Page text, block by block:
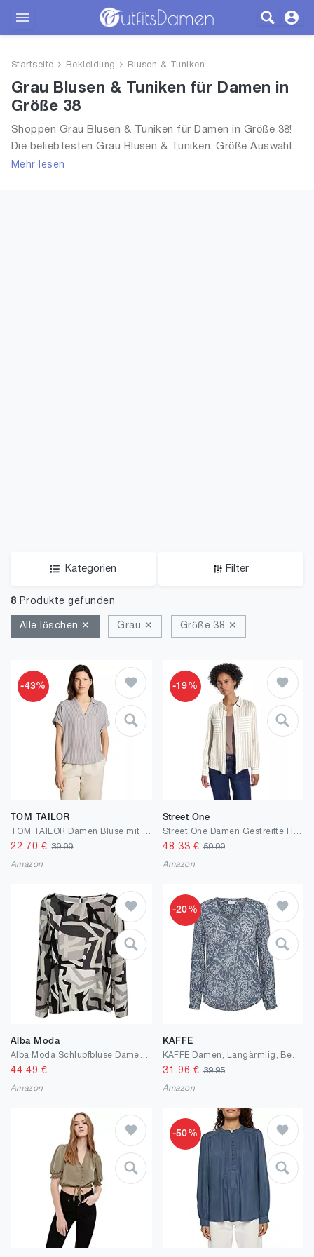
Bekleidung
Schuhe
Startseite Bekleidung Blusen & Tuniken
Grau Blusen & Tuniken für Damen in
Größe 38
Shoppen Grau Blusen & Tuniken für Damen in Größe 38!
Die beliebtesten Grau Blusen & Tuniken. Größe Auswahl
an Grau Blusen & Tuniken in Größe 38 und alle Trends aus
Mehr lesen
Kategorien Filter
8 Produkte gefunden
Alle löschen ✕ Grau ✕ Größe 38 ✕
-43%
TOM TAILOR
22.70 €39.99
Amazon
-19%
Street One
48.33 € 59.99
Amazon
Alba Moda
44.49 €
Amazon
-20%
KAFFE
31.96 € 39.95
Amazon
-50%